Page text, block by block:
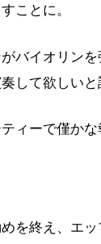
ことに。
バイオリン
して欲しいと
ィーで僅か
を終え、エ